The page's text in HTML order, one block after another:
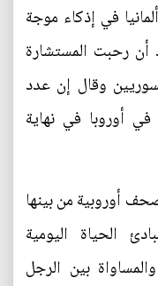
في إذكاء موجة
أن رحبت المستشارة
وقال إن عدد
أوروبا في نهاية
أوروبية من بينها
الحياة اليومية
بين الرجل